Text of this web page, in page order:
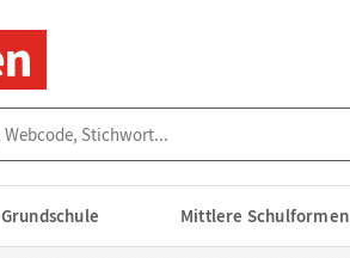
Grundschule Mittlere Schulformen